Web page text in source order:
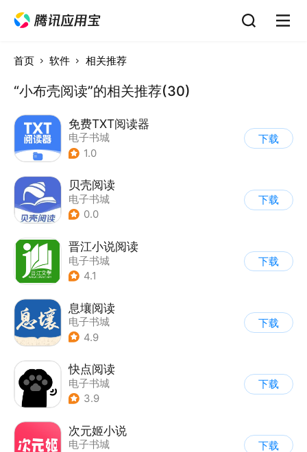
首页 软件 相关推荐
“小布壳阅读”的相关推荐(30)
免费TXT阅读器
电子书城
1.0
下载
贝壳阅读
电子书城
0.0
下载
晋江小说阅读
电子书城
4.1
下载
息壤阅读
电子书城
4.9
下载
快点阅读
电子书城
3.9
下载
次元姬小说
电子书城
下载